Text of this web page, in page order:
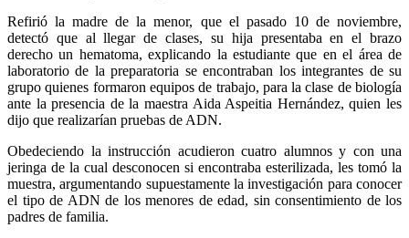
Refirió la madre de la menor, que el pasado 10 de noviembre,
detectó que al llegar de clases, su hija presentaba en el brazo
derecho un hematoma, explicando la estudiante que en el área de
laboratorio de la preparatoria se encontraban los integrantes de su
grupo quienes formaron equipos de trabajo, para la clase de biología
ante la presencia de la maestra Aida Aspeitia Hernández, quien les
dijo que realizarían pruebas de ADN.
Obedeciendo la instrucción acudieron cuatro alumnos y con una
jeringa de la cual desconocen si encontraba esterilizada, les tomó la
muestra, argumentando supuestamente la investigación para conocer
el tipo de ADN de los menores de edad, sin consentimiento de los
padres de familia.